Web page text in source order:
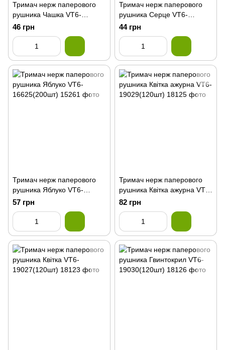
Тримач нерж паперового
рушника Чашка VT6-
15770(120
46 грн
Тримач нерж паперового
рушника Серце VT6-
15772(200
44 грн
Тримач нерж паперового
рушника Яблуко VT6-
16625(200шт)
57 грн
Тримач нерж паперового
рушника Квітка ажурна VT6-
19029(120шт)
82 грн